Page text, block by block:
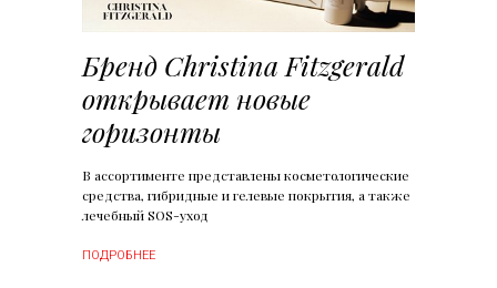
Бренд Christina Fitzgerald
открывает новые
горизонты
В ассортименте представлены косметологические
средства, гибридные и гелевые покрытия, а также
лечебный SOS-уход
ПОДРОБНЕЕ